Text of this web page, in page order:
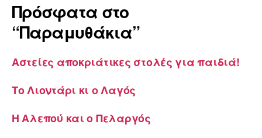
Πρόσφατα στο
“Παραμυθάκια”
Αστείες αποκριάτικες στολές για παιδιά!
Το Λιοντάρι κι ο Λαγός
Η Αλεπού και ο Πελαργός